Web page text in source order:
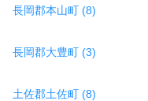
長岡郡本山町 (8)
長岡郡大豊町 (3)
土佐郡土佐町 (8)